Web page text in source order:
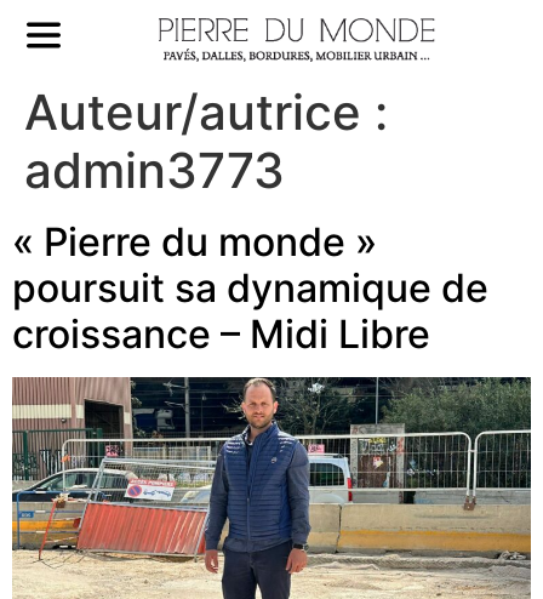
Auteur/autrice :
admin3773
« Pierre du monde »
poursuit sa dynamique de
croissance – Midi Libre